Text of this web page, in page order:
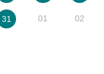
31 01 02